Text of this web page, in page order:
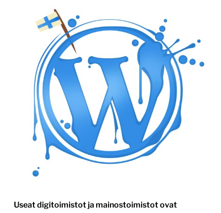
Useat digitoimistot ja mainostoimistot ovat